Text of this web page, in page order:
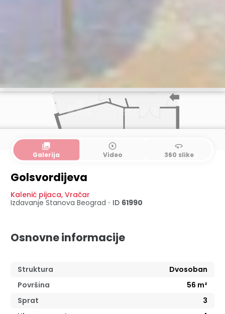
collections
Galerija
play_circle_outline
Video
360
360 slike
Golsvordijeva
Kalenić pijaca, Vračar
Izdavanje Stanova Beograd • ID 61990
Osnovne informacije
Struktura
Dvosoban
Površina
56 m²
Sprat
3